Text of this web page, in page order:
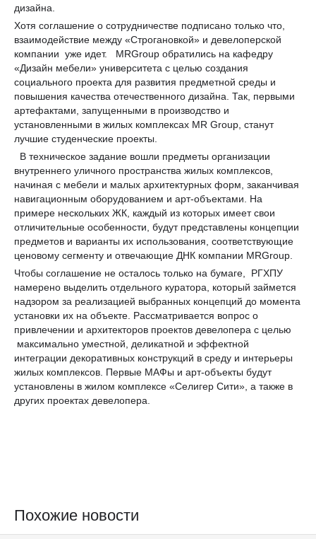
дизайна.
Хотя соглашение о сотрудничестве подписано только что,
взаимодействие между «Строгановкой» и девелоперской
компании уже идет. MRGroup обратились на кафедру
«Дизайн мебели» университета с целью создания
социального проекта для развития предметной среды и
повышения качества отечественного дизайна. Так, первыми
артефактами, запущенными в производство и
установленными в жилых комплексах MR Group, станут
лучшие студенческие проекты.
В техническое задание вошли предметы организации
внутреннего уличного пространства жилых комплексов,
начиная с мебели и малых архитектурных форм, заканчивая
навигационным оборудованием и арт-объектами. На
примере нескольких ЖК, каждый из которых имеет свои
отличительные особенности, будут представлены концепции
предметов и варианты их использования, соответствующие
ценовому сегменту и отвечающие ДНК компании MRGroup.
Чтобы соглашение не осталось только на бумаге, РГХПУ
намерено выделить отдельного куратора, который займется
надзором за реализацией выбранных концепций до момента
установки их на объекте. Рассматривается вопрос о
привлечении и архитекторов проектов девелопера с целью
максимально уместной, деликатной и эффектной
интеграции декоративных конструкций в среду и интерьеры
жилых комплексов. Первые МАФы и арт-объекты будут
установлены в жилом комплексе «Селигер Сити», а также в
других проектах девелопера.
Похожие новости